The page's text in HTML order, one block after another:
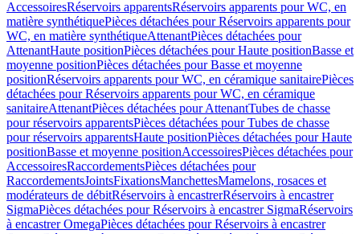
AccessoiresRéservoirs apparentsRéservoirs apparents pour WC, en
matière synthétiquePièces détachées pour Réservoirs apparents pour
WC, en matière synthétiqueAttenantPièces détachées pour
AttenantHaute positionPièces détachées pour Haute positionBasse et
moyenne positionPièces détachées pour Basse et moyenne
positionRéservoirs apparents pour WC, en céramique sanitairePièces
détachées pour Réservoirs apparents pour WC, en céramique
sanitaireAttenantPièces détachées pour AttenantTubes de chasse
pour réservoirs apparentsPièces détachées pour Tubes de chasse
pour réservoirs apparentsHaute positionPièces détachées pour Haute
positionBasse et moyenne positionAccessoiresPièces détachées pour
AccessoiresRaccordementsPièces détachées pour
RaccordementsJointsFixationsManchettesMamelons, rosaces et
modérateurs de débitRéservoirs à encastrerRéservoirs à encastrer
SigmaPièces détachées pour Réservoirs à encastrer SigmaRéservoirs
à encastrer OmegaPièces détachées pour Réservoirs à encastrer